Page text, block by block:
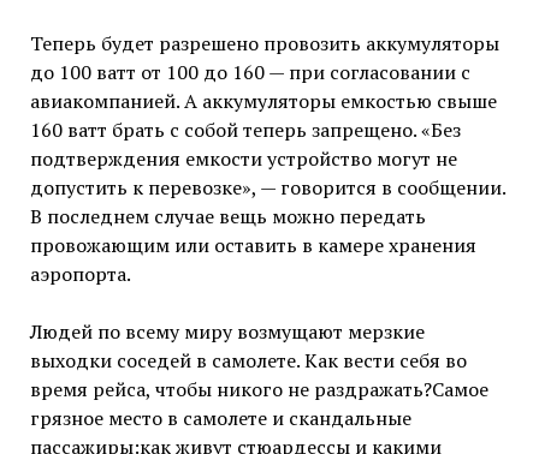
Теперь будет разрешено провозить аккумуляторы
до 100 ватт от 100 до 160 — при согласовании с
авиакомпанией. А аккумуляторы емкостью свыше
160 ватт брать с собой теперь запрещено. «Без
подтверждения емкости устройство могут не
допустить к перевозке», — говорится в сообщении.
В последнем случае вещь можно передать
провожающим или оставить в камере хранения
аэропорта.
Людей по всему миру возмущают мерзкие
выходки соседей в самолете. Как вести себя во
время рейса, чтобы никого не раздражать?Самое
грязное место в самолете и скандальные
пассажиры:как живут стюардессы и какими